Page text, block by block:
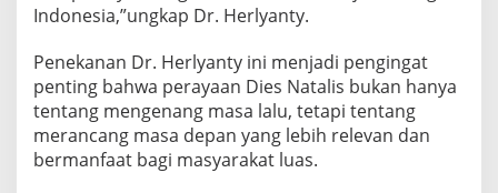
Indonesia,”ungkap Dr. Herlyanty.
Penekanan Dr. Herlyanty ini menjadi pengingat
penting bahwa perayaan Dies Natalis bukan hanya
tentang mengenang masa lalu, tetapi tentang
merancang masa depan yang lebih relevan dan
bermanfaat bagi masyarakat luas.